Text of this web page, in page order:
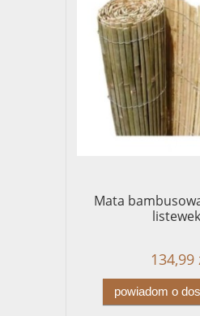
Mata
134,99
powiadom o